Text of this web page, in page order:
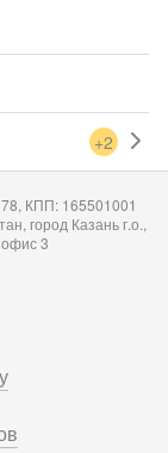
+2
КПП: 165501001
город Казань г.о.,
офис 3